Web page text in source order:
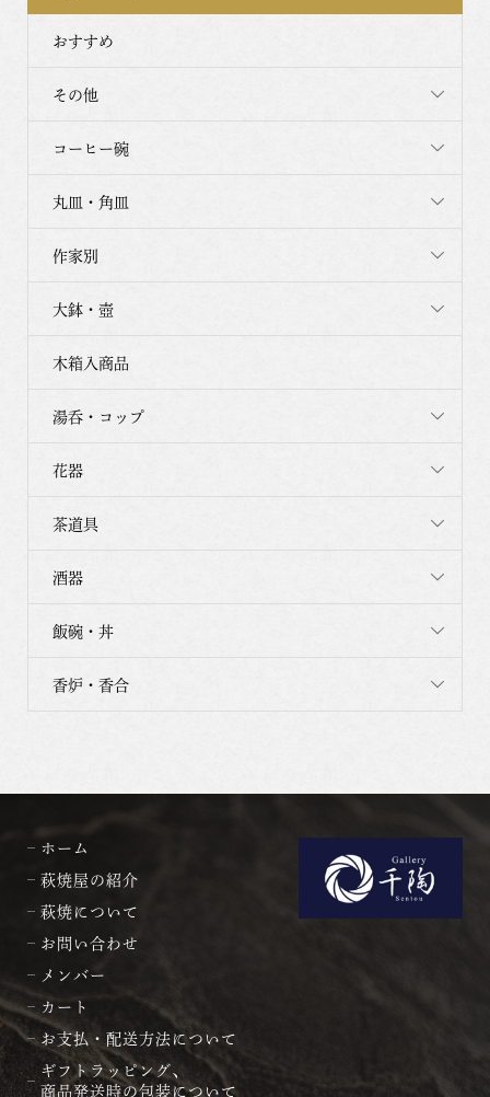
おすすめ
その他
コーヒー碗
丸皿・角皿
作家別
大鉢・壺
木箱入商品
湯呑・コップ
花器
茶道具
酒器
飯碗・丼
香炉・香合
ホーム
萩焼屋の紹介
萩焼について
お問い合わせ
メンバー
カート
お支払・配送方法について
ギフトラッピング、
商品発送時の包装について